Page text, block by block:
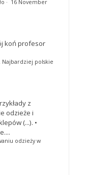
· 16 November
koń profesor
Najbardziej polskie
z
odzieże i
(...). •
odzieży w